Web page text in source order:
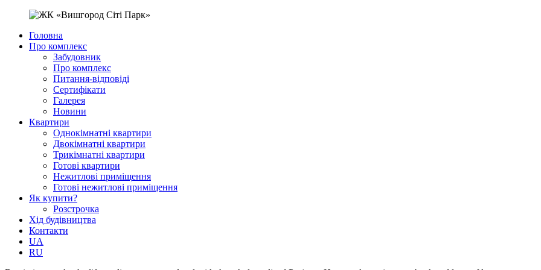
Головна
Про комплекс
Забудовник
Про комплекс
Питання-відповіді
Сертифікати
Галерея
Новини
Квартири
Однокімнатні квартири
Двокімнатні квартири
Трикімнатні квартири
Готові квартири
Нежитлові приміщення
Готові нежитлові приміщення
Як купити?
Розстрочка
Хід будівництва
Контакти
UA
RU